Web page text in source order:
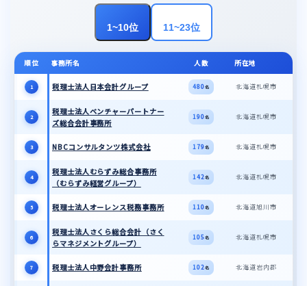
1~10位 11~23位
順位 事務所名 人数 所在地
1 税理士法人日本会計グループ 480名 北海道札幌市
2
税理士法人ベンチャーパートナー
ズ総合会計事務所
190名 北海道札幌市
3 NBCコンサルタンツ株式会社 179名 北海道札幌市
4
税理士法人むらずみ総合事務所
（むらずみ経営グループ）
142名 北海道札幌市
5 税理士法人オーレンス税務事務所 110名 北海道旭川市
6
税理士法人さくら総合会計（さく
らマネジメントグループ）
105名 北海道札幌市
7 税理士法人中野会計事務所 102名 北海道岩内郡